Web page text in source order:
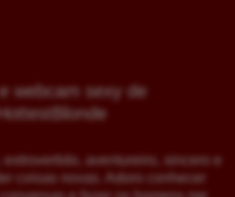
e webcam sexy de
extrovertido, aventureiro, sincero e
coisas novas. Adoro conhecer